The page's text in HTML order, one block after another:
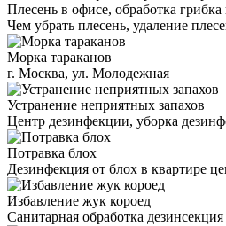
Плесень в офисе, обработка грибка
Чем убрать плесень, удаление
Морка тараканов
г. Москва, ул. Молодежная
Устранение неприятных запахов
Центр дезинфекции, уборка
Потравка блох
Дезинфекция от блох в квартире
Избавление жук короед
Санитарная обработка дезинсекция